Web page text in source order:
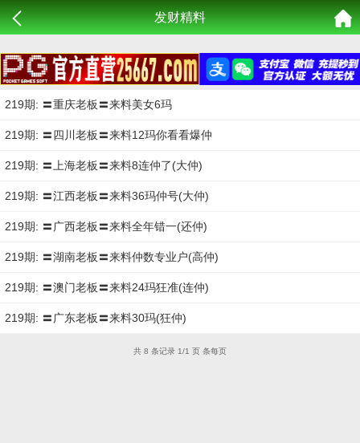
发财精料
219期: 〓重庆老板〓来料美女6玛
219期: 〓四川老板〓来料12玛你看看爆仲
219期: 〓上海老板〓来料8连仲了(大仲)
219期: 〓江西老板〓来料36玛仲号(大仲)
219期: 〓广西老板〓来料全年错一(还仲)
219期: 〓湖南老板〓来料仲数专业户(高仲)
219期: 〓澳门老板〓来料24玛狂准(连仲)
219期: 〓广东老板〓来料30玛(狂仲)
共 8 条记录 1/1 页 条每页